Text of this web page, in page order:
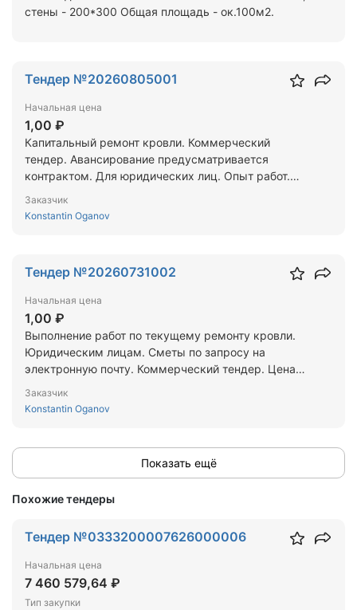
стены - 200*300 Общая площадь - ок.100м2.
Тендер №20260805001
Начальная цена
1,00 ₽
Капитальный ремонт кровли. Коммерческий
тендер. Авансирование предусматривается
контрактом. Для юридических лиц. Опыт работ.
предложения формируется на основании
техдокументации.
Заказчик
Konstantin Oganov
Тендер №20260731002
Начальная цена
1,00 ₽
Выполнение работ по текущему ремонту кровли.
Юридическим лицам. Сметы по запросу на
электронную почту. Коммерческий тендер. Цена
Заказчик
Konstantin Oganov
Показать ещё
Похожие тендеры
Тендер №0333200007626000006
Начальная цена
7 460 579,64 ₽
Тип закупки